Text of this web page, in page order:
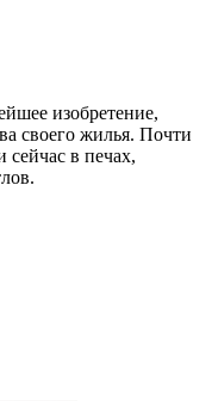
изобретение,
своего жилья. Почти
сейчас в печах,